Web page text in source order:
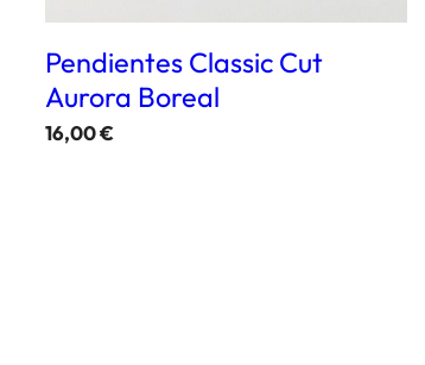
Pendientes Classic Cut
Aurora Boreal
16,00€